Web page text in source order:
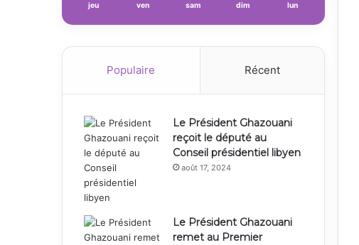
jeu ven sam dim lun
Populaire Récent
Le Président Ghazouani
reçoit le député au
Conseil présidentiel libyen
août 17, 2024
Le Président Ghazouani
remet au Premier